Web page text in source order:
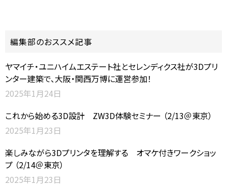
編集部のおススメ記事
ヤマイチ・ユニハイムエステート社とセレンディクス社が3Dプリ
ンター建築で、大阪・関西万博に運営参加！
2025年1月24日
これから始める3D設計 ZW3D体験セミナー （2/13＠東京）
2025年1月23日
楽しみながら3Dプリンタを理解する オマケ付きワークショッ
プ （2/14＠東京）
2025年1月23日